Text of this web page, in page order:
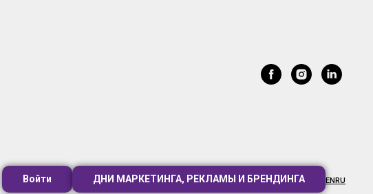
Войти ДНИ МАРКЕТИНГА, РЕКЛАМЫ И БРЕНДИНГА ENRU